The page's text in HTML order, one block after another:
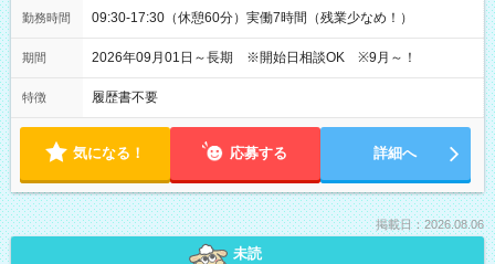
勤務時間 09:30-17:30（休憩60分）実働7時間（残業少なめ！）
期間 2026年09月01日～長期 ※開始日相談OK ※9月～！
特徴 履歴書不要
気になる！ 応募する 詳細へ
掲載日：2026.08.06
未読